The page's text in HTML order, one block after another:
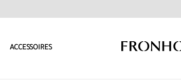
ACCESSOIRES